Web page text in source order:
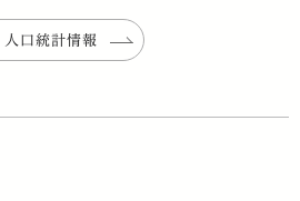
人口統計情報